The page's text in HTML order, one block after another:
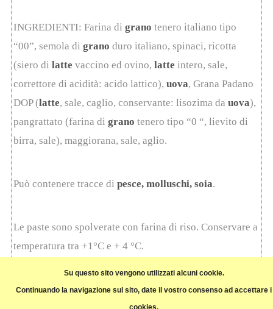
Su questo sito vengono utilizzati alcuni cookie.
Continuando la navigazione sul sito, date il vostro consenso ad accettare i
cookies.
INGREDIENTI: Farina di grano tenero italiano tipo
“00”, semola di grano duro italiano, spinaci, ricotta
(siero di latte vaccino ed ovino, latte intero, sale,
correttore di acidità: acido lattico), uova, Grana Padano
DOP (latte, sale, caglio, conservante: lisozima da uova),
pangrattato (farina di grano tenero tipo “0 “, lievito di
birra, sale), maggiorana, sale, aglio.
Può contenere tracce di pesce, molluschi, soia.
Le paste sono spolverate con farina di riso. Conservare a
temperatura tra +1°C e + 4 °C.
Prezzo al Kg